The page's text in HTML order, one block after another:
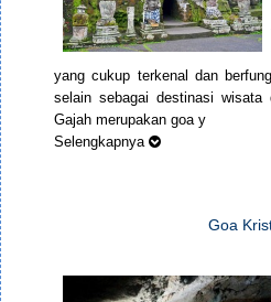
yang cukup terkenal dan
selain sebagai destinasi
Gajah merupakan goa y
Selengkapnya
Goa